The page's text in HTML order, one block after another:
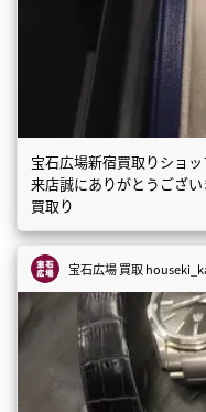
宝石広場新宿買取りショ
来店誠にありがとうござ
買取り
宝石広場 買取